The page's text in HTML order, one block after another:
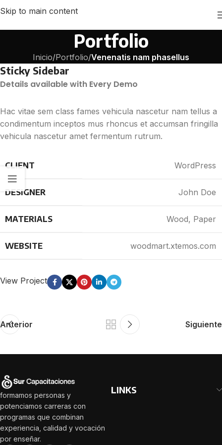
Skip to main content
Portfolio
Inicio/Portfolio/Venenatis nam phasellus
Sticky Sidebar
Details available with Every Demo
Hac vitae sem class fames vehicula nascetur nam tellus a
condimentum inceptos mus rhoncus et accumsan fringilla
vehicula nascetur amet fermentum rutrum.
CLIENT WordPress
DESIGNER John Doe
MATERIALS Wood, Paper
WEBSITE woodmart.xtemos.com
View Project
Anterior Siguiente
formamos personas y
potenciamos carreras con
programas que combinan
experiencia, calidad y vocación
por enseñar.
LINKS